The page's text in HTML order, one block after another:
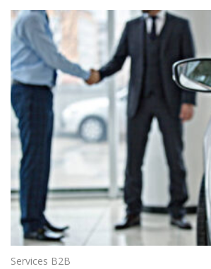
Services B2B